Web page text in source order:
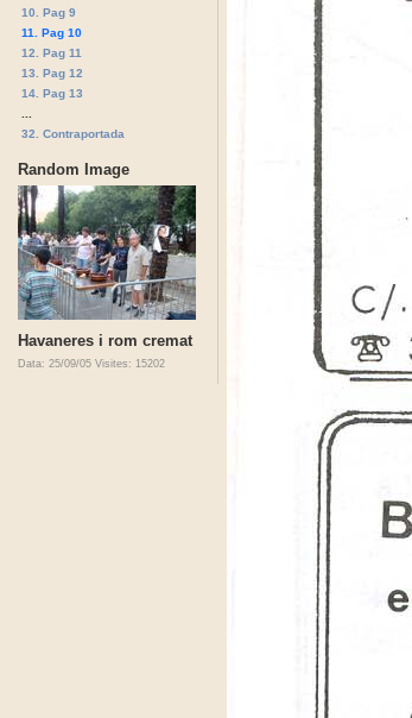
10. Pag 9
11. Pag 10
12. Pag 11
13. Pag 12
14. Pag 13
32. Contraportada
Random Image
Havaneres i rom cremat
Data: 25/09/05 Visites: 15202